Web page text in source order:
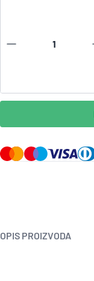
OPIS PROIZVODA